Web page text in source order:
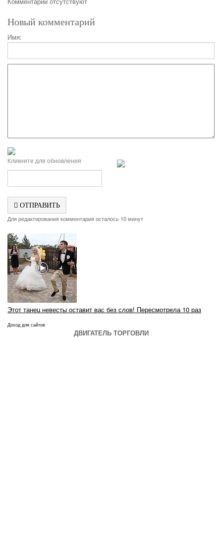
Новый комментарий
Имя:
Кликните для обновления
ОТПРАВИТЬ
Для редактирования комментария осталось 10 минут
Этот танец невесты оставит вас без слов! Пересмотрела 10 раз
Доход для сайтов
ДВИГАТЕЛЬ ТОРГОВЛИ